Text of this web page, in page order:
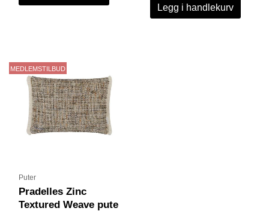
Legg i handlekurv
MEDLEMSTILBUD
Puter
Pradelles Zinc
Textured Weave pute